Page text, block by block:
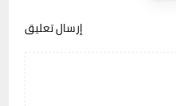
إرسال تعليق